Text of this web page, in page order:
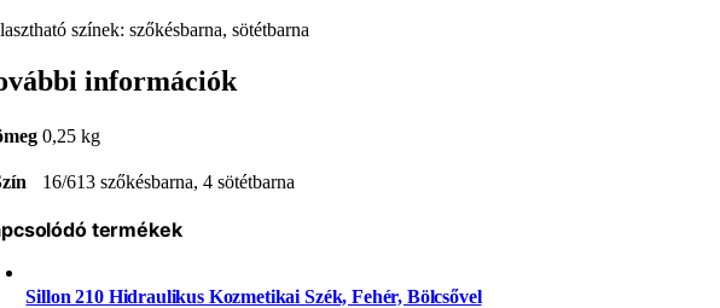
színek: szőkésbarna, sötétbarna
információk
0,25 kg
16/613 szőkésbarna, 4 sötétbarna
termékek
Sillon 210 Hidraulikus Kozmetikai Szék, Fehér, Bölcsővel